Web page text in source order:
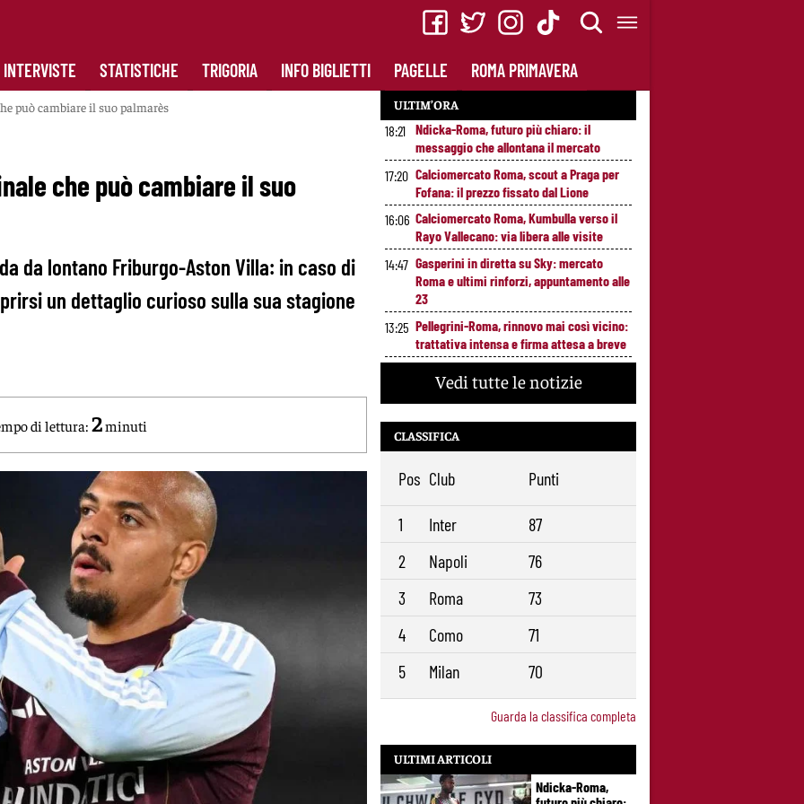
INTERVISTE STATISTICHE TRIGORIA INFO BIGLIETTI PAGELLE ROMA PRIMAVERA
può cambiare il suo palmarès
che può cambiare il suo
da lontano Friburgo-Aston Villa: in caso di
un dettaglio curioso sulla sua stagione
di lettura: 2minuti
ULTIM’ORA
18:21 Ndicka-Roma, futuro più chiaro: il
messaggio che allontana il mercato
17:20 Calciomercato Roma, scout a Praga per
Fofana: il prezzo fissato dal Lione
16:06 Calciomercato Roma, Kumbulla verso il
Rayo Vallecano: via libera alle visite
14:47 Gasperini in diretta su Sky: mercato
Roma e ultimi rinforzi, appuntamento alle
23
13:25 Pellegrini-Roma, rinnovo mai così vicino:
trattativa intensa e firma attesa a breve
kit Away: torna lo storico stemma del
1938
10:39 Alajbegovic, Pjanic svela il ruolo: perché il
talento seguito dalla Roma ha scelto la
Vedi tutte le notizie
CLASSIFICA
Pos Club Punti
1 Inter
87
2
Napoli
76
3
Roma
73
4
Como
71
5
Milan 70
Guarda la classifica completa
ULTIMI ARTICOLI
Ndicka-Roma,